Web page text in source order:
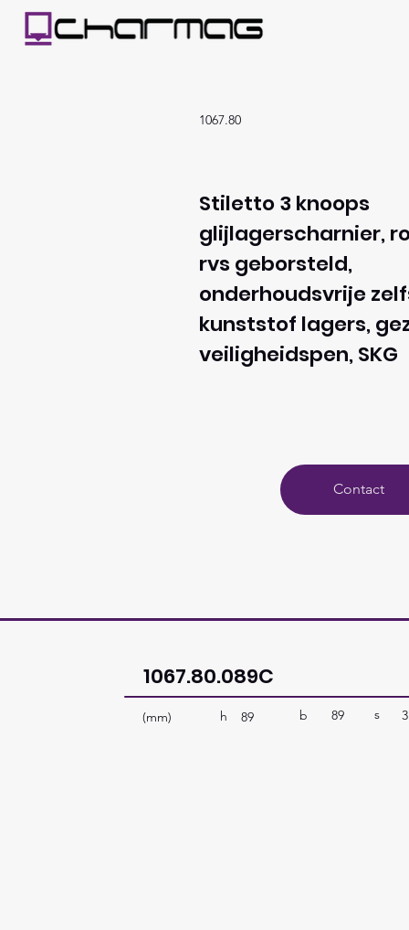
1067.80
Stiletto 3 knoops
glijlagerscharnier,
rvs geborsteld,
onderhoudsvrije
kunststof lagers,
veiligheidspen, SKG
Contact
1067.80.089C
(mm) 89
h b 89 s 3